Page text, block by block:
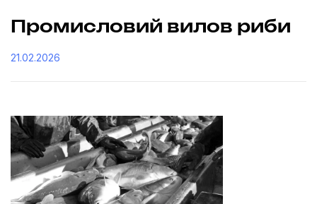
Промисловий вилов риби
21.02.2026